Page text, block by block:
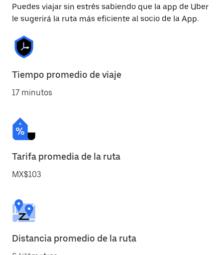
Puedes viajar sin estrés sabiendo que la app de Uber
le sugerirá la ruta más eficiente al socio de la App.
Tiempo promedio de viaje
17 minutos
Tarifa promedia de la ruta
MX$103
Distancia promedio de la ruta